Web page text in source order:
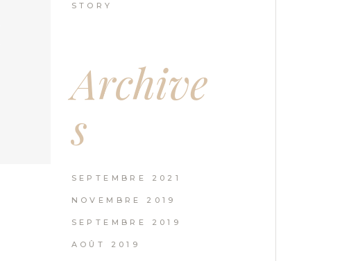
STORY
Archive
s
SEPTEMBRE 2021
NOVEMBRE 2019
SEPTEMBRE 2019
AOÛT 2019